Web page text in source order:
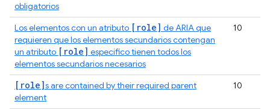
obligatorios
Los elementos con un atributo [role] de ARIA que
requieren que los elementos secundarios contengan
un atributo [role] específico tienen todos los
elementos secundarios necesarios
10
[role]s are contained by their required parent
element
10